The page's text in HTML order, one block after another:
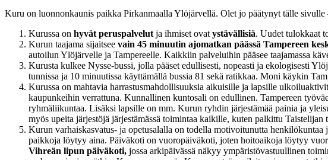
Kuru on luonnonkaunis paikka Pirkanmaalla Ylöjärvellä. Olet jo päätynyt tälle
Kurussa on hyvät peruspalvelut ja ihmiset ovat ystävällisiä. Uudet tulokkaat
Kurun taajama sijaitsee vain 45 minuutin ajomatkan päässä Tampereen
autoilun Ylöjärvelle ja Tampereelle. Kaikkiin palveluihin pääsee taajamassa
Kurusta kulkee Nysse-bussi, jolla pääset edullisesti, nopeasti ja ekologisesti
tunnissa ja 10 minuutissa käyttämällä bussia 81 sekä ratikkaa. Moni käykin
Kurussa on mahtavia harrastusmahdollisuuksia aikuisille ja lapsille
kaupunkeihin verrattuna. Kunnallinen kuntosali on edullinen. Tampereen
ryhmäliikuntaa. Lisäksi lapsille on mm. Kurun ryhdin järjestämää painia ja
myös upeita järjestöjä järjestämässä toimintaa kaikille, kuten palkittu
Kurun varhaiskasvatus- ja opetusalalla on todella motivoitunutta
paikkoja löytyy aina. Päiväkoti on vuoropäiväkoti, joten hoitoaikoja löytyy
Vihreän lipun päiväkoti, jossa arkipäivässä näkyy ympäristövastuullinen